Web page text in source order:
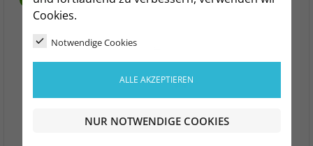
Cookies.
Notwendige Cookies
ALLE AKZEPTIEREN
NUR NOTWENDIGE COOKIES